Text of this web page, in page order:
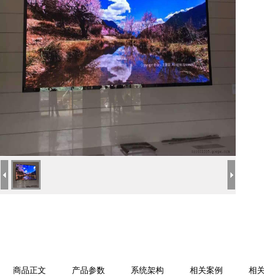
商品正文 产品参数 系统架构 相关案例 相